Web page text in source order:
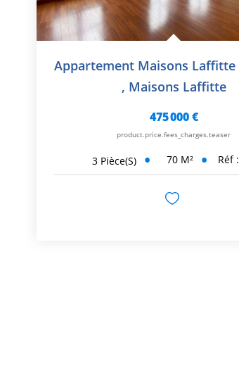
, Maisons Laffitte
475 000 €
product.price.fees_charges.teaser
3 Pièce(s) 70 M² Réf :